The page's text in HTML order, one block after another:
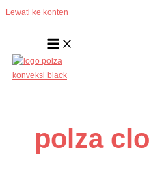
Lewati ke konten
polza